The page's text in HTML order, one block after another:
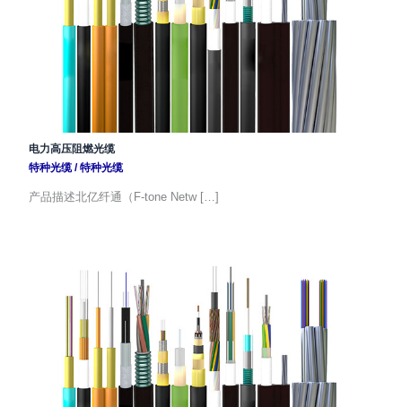
电力高压阻燃光缆
特种光缆/特种光缆
产品描述北亿纤通（F-tone Netw […]